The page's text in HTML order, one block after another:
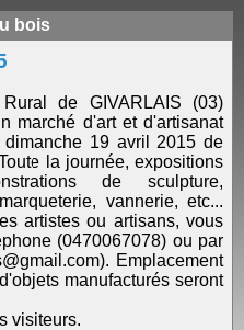
bois
de GIVARLAIS (03)
marché d'art et d'artisanat
19 avril 2015 de
la journée, expositions
de sculpture,
vannerie, etc...
artistes ou artisans, vous
(0470067078) ou par
Emplacement
manufacturés seront
visiteurs.